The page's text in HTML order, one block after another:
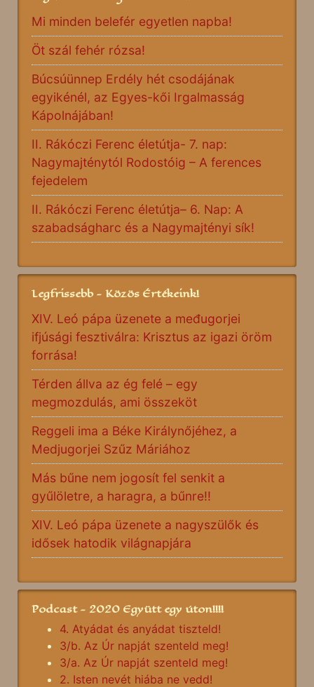
Mi minden belefér egyetlen napba!
Öt szál fehér rózsa!
Búcsúünnep Erdély hét csodájának
egyikénél, az Egyes-kői Irgalmasság
Kápolnájában!
II. Rákóczi Ferenc életútja- 7. nap:
Nagymajténytól Rodostóig – A ferences
fejedelem
II. Rákóczi Ferenc életútja– 6. Nap: A
szabadságharc és a Nagymajtényi sík!
Legfrissebb - Közös Értékeink!
XIV. Leó pápa üzenete a međugorjei
ifjúsági fesztiválra: Krisztus az igazi öröm
forrása!
Térden állva az ég felé – egy
megmozdulás, ami összeköt
Reggeli ima a Béke Királynőjéhez, a
Medjugorjei Szűz Máriához
Más bűne nem jogosít fel senkit a
gyűlöletre, a haragra, a bűnre!!
XIV. Leó pápa üzenete a nagyszülők és
idősek hatodik világnapjára
Podcast - 2020 Együtt egy úton!!!!
4. Atyádat és anyádat tiszteld!
3/b. Az Úr napját szenteld meg!
3/a. Az Úr napját szenteld meg!
2. Isten nevét hiába ne vedd!